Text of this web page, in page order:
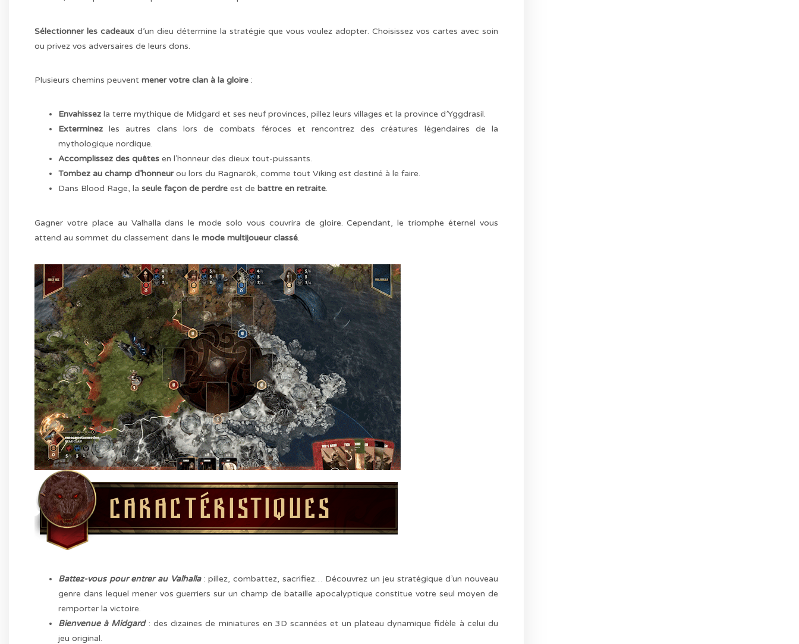
Sélectionner les cadeaux d’un dieu détermine la stratégie que vous voulez adopter. Choisissez vos cartes avec soin
ou privez vos adversaires de leurs dons.
Plusieurs chemins peuventmener votre clan à la gloire :
Envahissezla terre mythique de Midgard et ses neuf provinces, pillez leurs villages et la province d’Yggdrasil.
Exterminezles autres clans lors de combats féroces et rencontrez des créatures légendaires de la
mythologique nordique.
Accomplissez des quêtes en l’honneur des dieux tout-puissants.
Tombez au champ d’honneurou lors du Ragnarök, comme tout Viking est destiné à le faire.
Dans Blood Rage, laseule façon de perdre est debattre en retraite.
Gagner votre place au Valhalla dans le mode solo vous couvrira de gloire. Cependant, le triomphe éternel vous
attend au sommet du classement dans lemode multijoueur classé.
Battez-vous pour entrer au Valhalla: pillez, combattez, sacrifiez… Découvrez un jeu stratégique d’un nouveau
genre dans lequel mener vos guerriers sur un champ de bataille apocalyptique constitue votre seul moyen de
remporter la victoire.
Bienvenue à Midgard: des dizaines de miniatures en 3D scannées et un plateau dynamique fidèle à celui du
jeu original.